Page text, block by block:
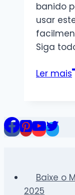
banido
usar
Siga
Ler mais
Baixe o
2025